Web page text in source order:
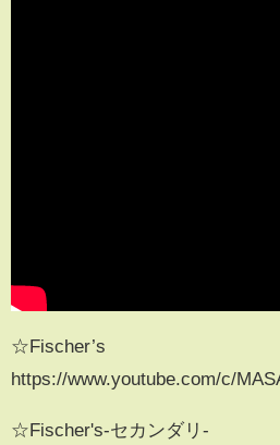
☆Fischer’s
https://www.youtube.com/c/
☆Fischer's-セカンダリ-